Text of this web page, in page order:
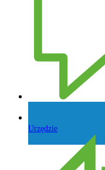
Urzędzie